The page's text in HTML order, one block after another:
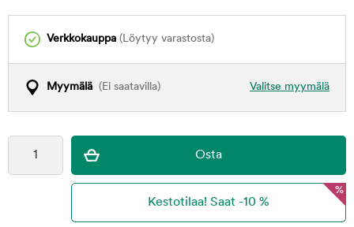
Verkkokauppa (Löytyy varastosta)
Valitse myymälä
Myymälä (Ei saatavilla)
%